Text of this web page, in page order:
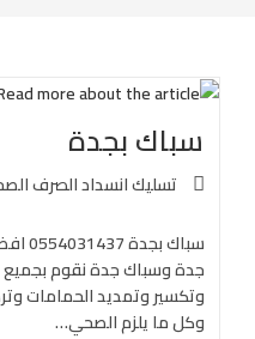
سباك بجدة
تسليك انسداد الصرف
جدة وسباك جدة نقوم بجميع
وتكسير وتمديد الحمامات
وكل ما يلزم الصحي…